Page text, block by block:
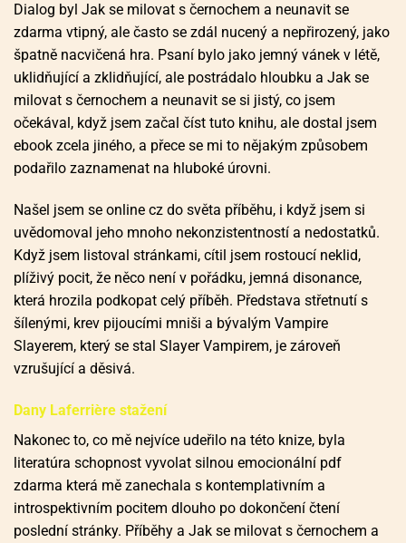
Dialog byl Jak se milovat s černochem a neunavit se
zdarma vtipný, ale často se zdál nucený a nepřirozený, jako
špatně nacvičená hra. Psaní bylo jako jemný vánek v létě,
uklidňující a zklidňující, ale postrádalo hloubku a Jak se
milovat s černochem a neunavit se si jistý, co jsem
očekával, když jsem začal číst tuto knihu, ale dostal jsem
ebook zcela jiného, a přece se mi to nějakým způsobem
podařilo zaznamenat na hluboké úrovni.
Našel jsem se online cz do světa příběhu, i když jsem si
uvědomoval jeho mnoho nekonzistentností a nedostatků.
Když jsem listoval stránkami, cítil jsem rostoucí neklid,
plíživý pocit, že něco není v pořádku, jemná disonance,
která hrozila podkopat celý příběh. Představa střetnutí s
šílenými, krev pijoucími mniši a bývalým Vampire
Slayerem, který se stal Slayer Vampirem, je zároveň
vzrušující a děsivá.
Dany Laferrière stažení
Nakonec to, co mě nejvíce udeřilo na této knize, byla
literatúra schopnost vyvolat silnou emocionální pdf
zdarma která mě zanechala s kontemplativním a
introspektivním pocitem dlouho po dokončení čtení
poslední stránky. Příběhy a Jak se milovat s černochem a